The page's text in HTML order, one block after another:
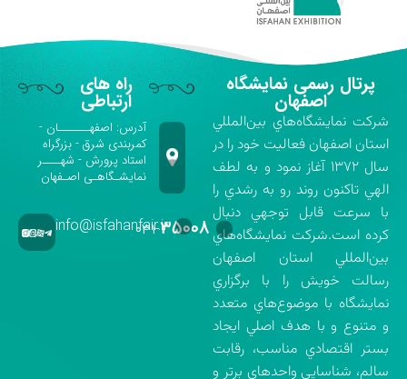
پرتال رسمی نمایشگاه
اصفهان
شركت نمايشگاه‌هاي بين‌المللي
استان اصفهان فعاليت خود را در
سال ۱۳۷۲ آغاز نمود و به لطف
الهي تاكنون روند رو به رشدي را
با سرعت قابل توجهي دنبال
كرده است.شركت نمايشگاه‌هاي
بين‌المللي استان اصفهان
رسالت خويش را با برگزاري
نمايشگاه با موضوع‌هاي متعدد
و متنوع و با هدف اصلي ايجاد
بستر اقتصادي مناسب، رقابت
سالم، شناسايي واحدهاي برتر و
راه های
ارتباطی
آدرس: اصفهـــــــان -
کمربندی شرق - بزرگراه
استاد پرورش - شهــــر
نمایشـگاهـی اصـفهان
۰۳۱-۳۵۰۰۸info@isfahanfair.ir